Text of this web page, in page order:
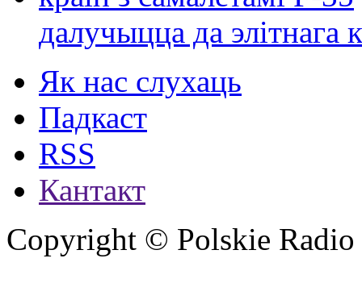
далучыцца да элітнага
Як нас слухаць
Падкаст
RSS
Кантакт
Copyright © Polskie